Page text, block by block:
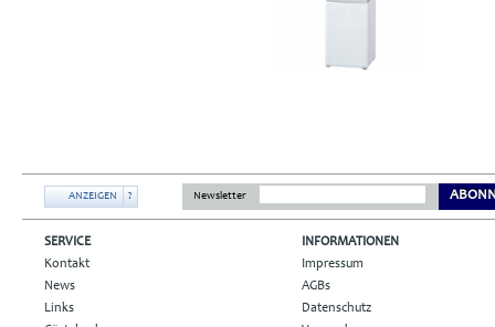
ANZEIGEN ? Newsletter
SERVICE
Kontakt
News
Links
INFORMATIONEN
Impressum
AGBs
Datenschutz